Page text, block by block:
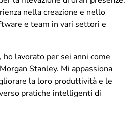
nella creazione e nello
e team in vari settori e
ho lavorato per sei anni come
Stanley. Mi appassiona
la loro produttività e le
pratiche intelligenti di